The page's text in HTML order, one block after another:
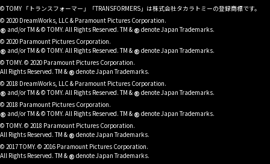
© TOMY 「トランスフォーマー」「TRANSFORMERS」は株式会社タカラトミーの登録商標です。
© 2020 DreamWorks, LLC & Paramount Pictures Corporation.
® and/or TM & © TOMY. All Rights Reserved. TM & ® denote Japan Trademarks.
© 2020 Paramount Pictures Corporation.
® and/or TM & © TOMY. All Rights Reserved. TM & ® denote Japan Trademarks.
© TOMY. © 2020 Paramount Pictures Corporation.
All Rights Reserved. TM & ® denote Japan Trademarks.
© 2018 DreamWorks, LLC & Paramount Pictures Corporation.
® and/or TM & © TOMY. All Rights Reserved. TM & ® denote Japan Trademarks.
© 2018 Paramount Pictures Corporation.
® and/or TM & © TOMY. All Rights Reserved. TM & ® denote Japan Trademarks.
© TOMY. © 2018 Paramount Pictures Corporation.
All Rights Reserved. TM & ® denote Japan Trademarks.
© 2017 TOMY. © 2016 Paramount Pictures Corporation.
All Rights Reserved. TM & ® denote Japan Trademarks.